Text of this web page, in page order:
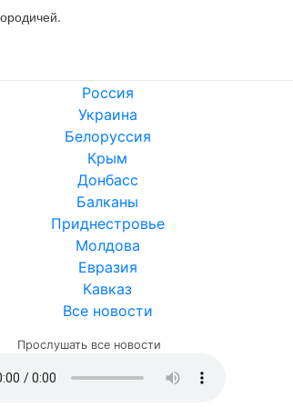
Россия
Украина
Белоруссия
Крым
Донбасс
Балканы
Приднестровье
Молдова
Евразия
Кавказ
Все новости
Прослушать все новости